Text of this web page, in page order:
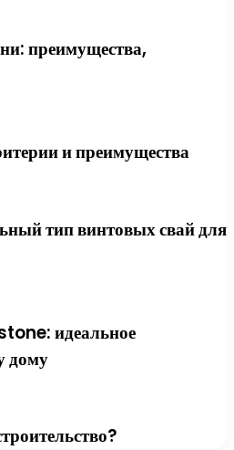
преимущества,
и преимущества
тип винтовых свай для
идеальное
дому